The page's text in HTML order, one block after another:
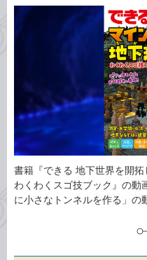
カ
事
書籍『できる 地下世界を開
わくわくスゴ技ブック』の動
に小さなトンネルを作る」の